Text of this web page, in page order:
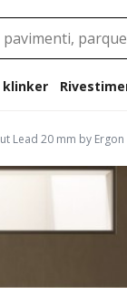
klinker
Lead 20 mm by Ergon